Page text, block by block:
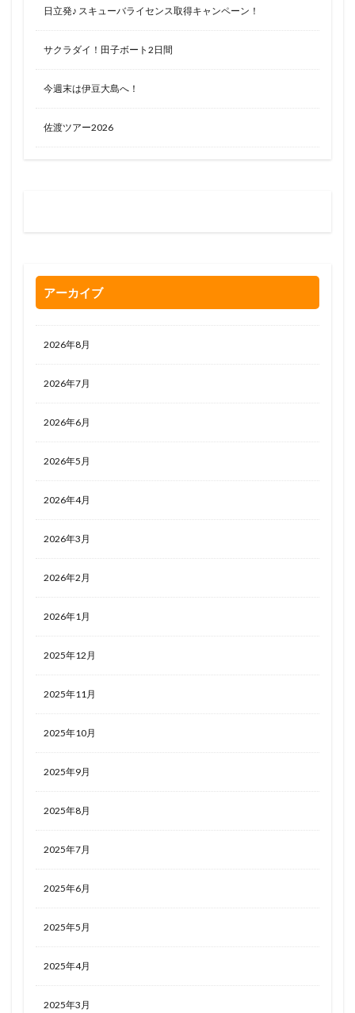
日立発♪ スキューバライセンス取得キャンペーン！
サクラダイ！田子ボート2日間
今週末は伊豆大島へ！
佐渡ツアー2026
アーカイブ
2026年8月
2026年7月
2026年6月
2026年5月
2026年4月
2026年3月
2026年2月
2026年1月
2025年12月
2025年11月
2025年10月
2025年9月
2025年8月
2025年7月
2025年6月
2025年5月
2025年4月
2025年3月